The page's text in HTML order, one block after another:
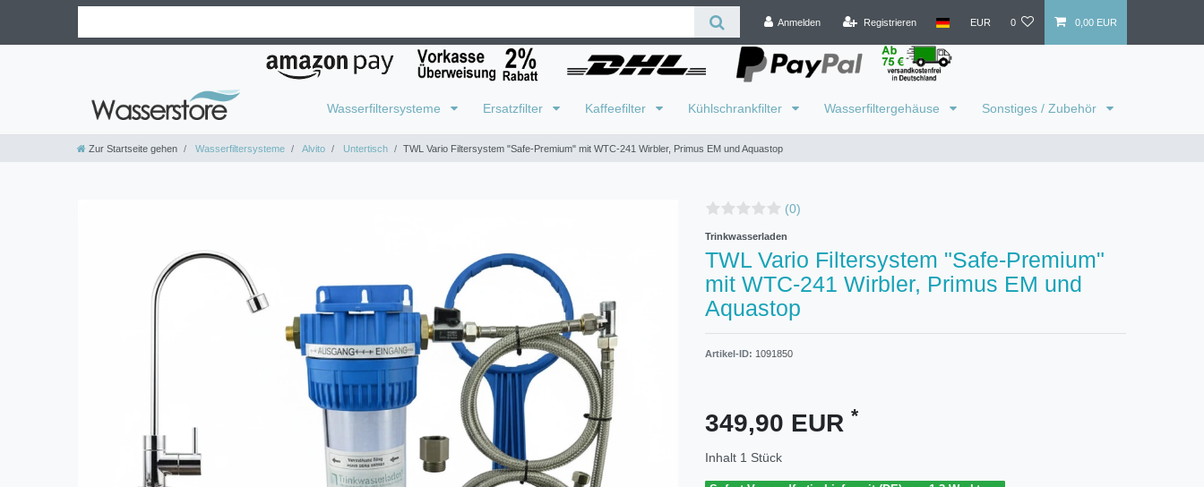
Anmelden Registrieren EUR 0 0,00 EUR
Wasserfiltersysteme Ersatzfilter Kaffeefilter Kühlschrankfilter Wasserfiltergehäuse Sonstiges / Zubehör
Zur Startseite gehen Wasserfiltersysteme Alvito Untertisch TWL Vario Filtersystem "Safe-Premium" mit WTC-241 Wirbler, Primus EM und Aquastop
(0)
Trinkwasserladen
TWL Vario Filtersystem "Safe-Premium"
mit WTC-241 Wirbler, Primus EM und
Aquastop
Artikel-ID: 1091850
349,90 EUR *
Inhalt 1 Stück